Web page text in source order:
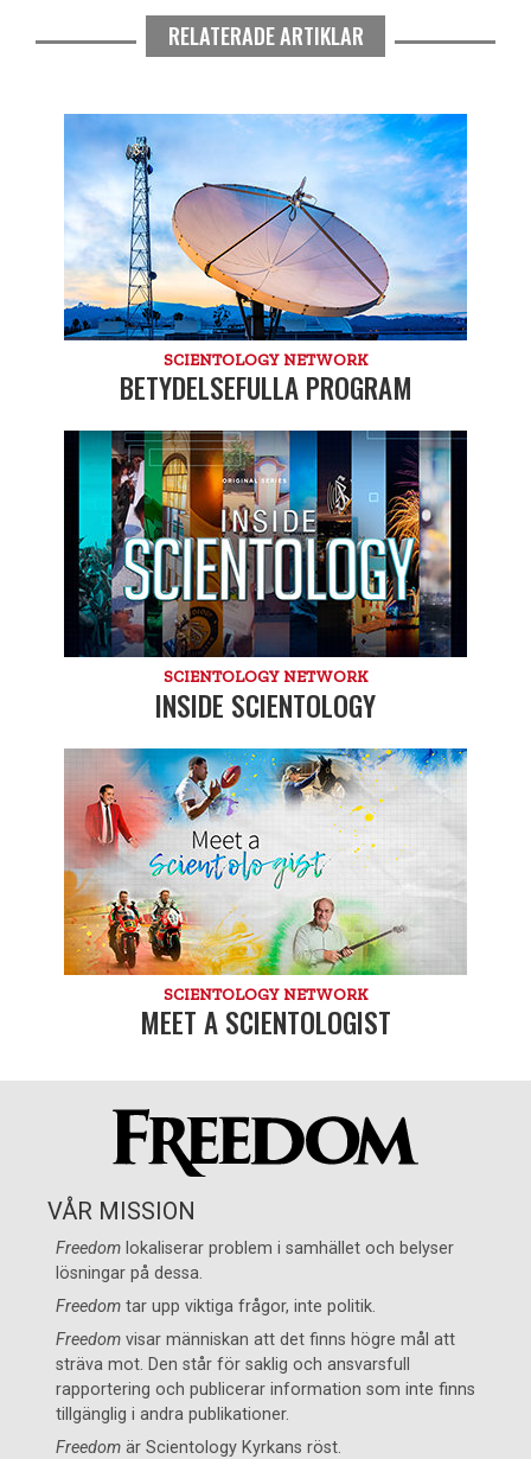
RELATERADE ARTIKLAR
SCIENTOLOGY NETWORK
BETYDELSEFULLA PROGRAM
SCIENTOLOGY NETWORK
INSIDE SCIENTOLOGY
SCIENTOLOGY NETWORK
MEET A SCIENTOLOGIST
VÅR MISSION
Freedom lokaliserar problem i samhället och belyser
lösningar på dessa.
Freedom tar upp viktiga frågor, inte politik.
Freedom visar människan att det finns högre mål att
sträva mot. Den står för saklig och ansvarsfull
rapportering och publicerar information som inte finns
tillgänglig i andra publikationer.
Freedom ärScientology Kyrkans röst.